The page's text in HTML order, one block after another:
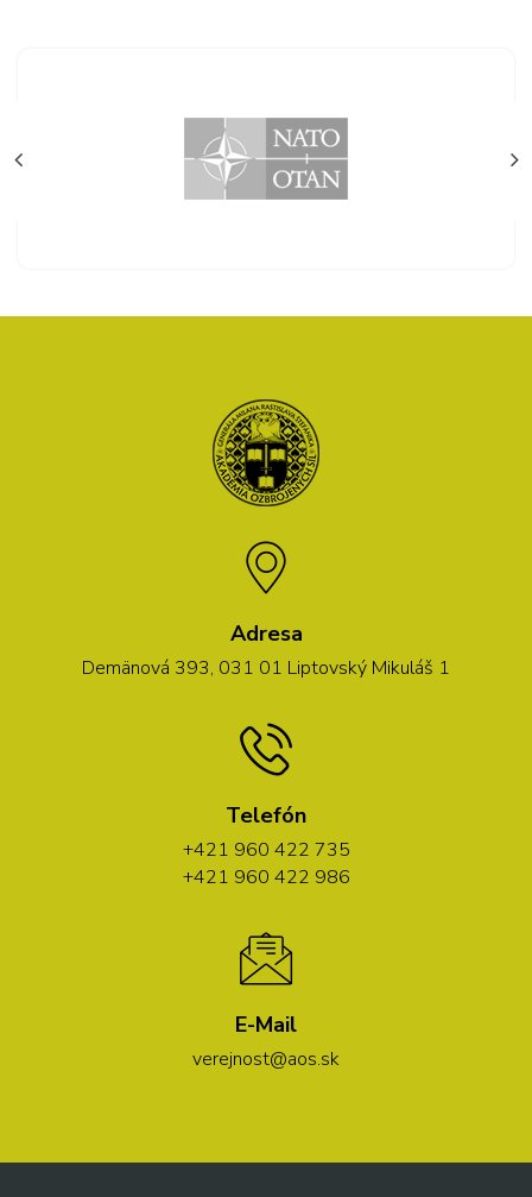
Adresa
Demänová 393, 031 01 Liptovský Mikuláš 1
Telefón
+421 960 422 735
+421 960 422 986
E-Mail
verejnost@aos.sk